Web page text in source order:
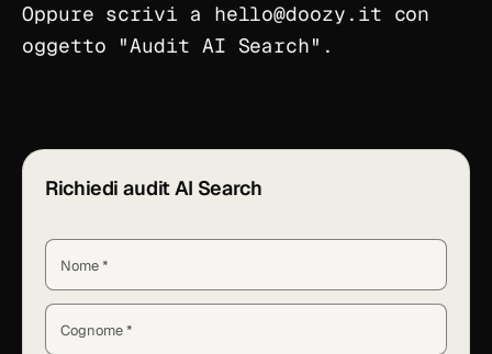
Oppure scrivi a hello@doozy.it con
oggetto "Audit AI Search".
Richiedi audit AI Search
Nome *
Cognome *